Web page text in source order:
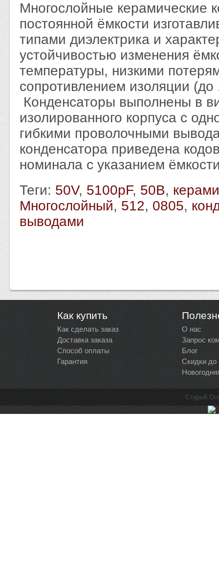
Многослойные керамические
постоянной ёмкости
типами диэлектрика и
устойчивостью изменения
температуры, низкими
сопротивлением изоляции
Конденсаторы выполнены в
изолированного корпуса с
гибкими проволочными
конденсатора приведена
номинала с указанием
Теги: 50V, 5100pF, 50В,
Многослойный, 512, 0805,
выводами
Как купить
Как сделать заказ
Доставка заказа
Способ оплаты
Гарантия
О нас
Запрос
Блог
Скидки до
Старый